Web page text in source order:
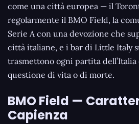
come una città europea — il
regolarmente il BMO Field, la
Serie A con una devozione che
città italiane, e i bar di Little Italy
trasmettono ogni partita dell’Italia
questione di vita o di morte.
BMO Field —
Capienza